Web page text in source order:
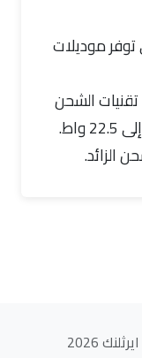
توفر موديلات
الشحن
الزائد.
2026